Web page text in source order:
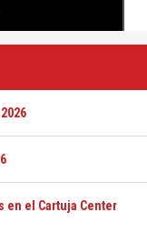
en el Cartuja Center